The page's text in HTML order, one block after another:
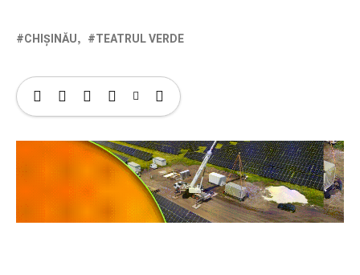
CHIȘINĂU TEATRUL VERDE